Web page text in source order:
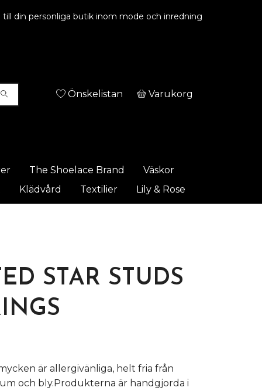
din personliga butik inom mode och inredning
Önskelistan Varukorg
The Shoelace Brand
Väskor
Klädvård Textilier Lily & Rose
STAR STUDS
är allergivänliga, helt fria från
och bly.Produkterna är handgjorda i